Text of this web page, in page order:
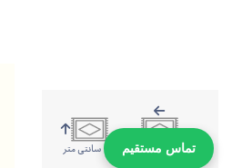
145 سانتی متر 112 سانتی متر تماس مستقیم